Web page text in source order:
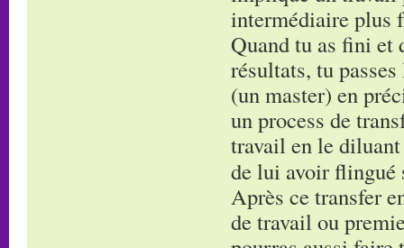
intermédiaire plus
Quand tu as fini et
résultats, tu
(un master) en
un process de
travail en le
de lui avoir flingué
Après ce transfer
de travail ou